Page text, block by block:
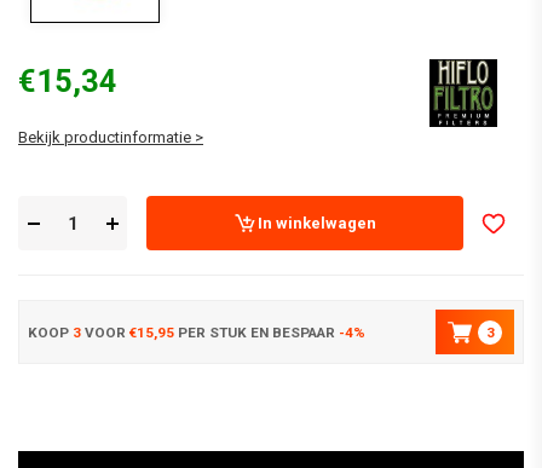
€15,34
Bekijk productinformatie >
In winkelwagen
KOOP 3 VOOR €15,95 PER STUK EN BESPAAR -4% 3